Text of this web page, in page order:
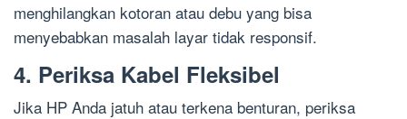
menghilangkan kotoran atau debu yang bisa
menyebabkan masalah layar tidak responsif.
4. Periksa Kabel Fleksibel
Jika HP Anda jatuh atau terkena benturan, periksa